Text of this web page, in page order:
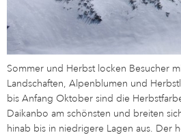
Sommer und Herbst locken Besucher
Landschaften, Alpenblumen und
bis Anfang Oktober sind die
Daikanbo am schönsten und breiten
hinab bis in niedrigere Lagen aus. Der